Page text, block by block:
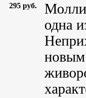
295 руб.
одна
новым